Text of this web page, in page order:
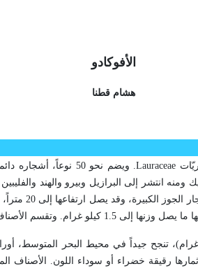
الأفوكادو
هشام قطنا
Lauraceae
. ويضم نحو 50 نوعاً،
انتشر إلى البرازيل وبيرو والهند
الأردن ومصر
إلى ثلاث سلالات وأخرى مهجنة منها:
صغيرة (50 - 200 غرام)، تنجح جيداً في محيط البحر